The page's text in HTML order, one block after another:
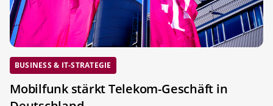
BUSINESS & IT-STRATEGIE
Mobilfunk stärkt Telekom-Geschäft in